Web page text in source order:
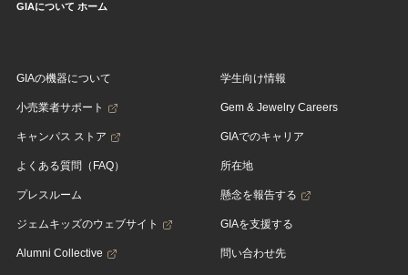
GIAについて ホーム
GIAの機器について
小売業者サポート
キャンパス ストア
よくある質問（FAQ）
プレスルーム
ジェムキッズのウェブサイト
Alumni Collective
学生向け情報
Gem & Jewelry Careers
GIAでのキャリア
所在地
懸念を報告する
GIAを支援する
問い合わせ先